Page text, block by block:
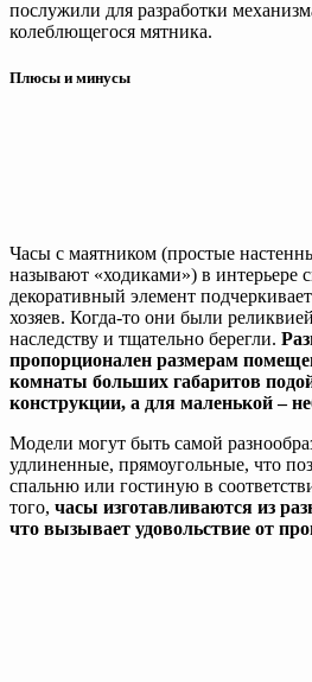
послужили для разработки
колеблющегося мятника.
Плюсы и минусы
Часы с маятником (простые
называют «ходиками») в интерьере
декоративный элемент
хозяев. Когда-то они были
наследству и тщательно берегли.
пропорционален размерам
комнаты больших габаритов
конструкции, а для маленькой –
Модели могут быть самой
удлиненные, прямоугольные, что
спальню или гостиную в
того, часы изготавливаются из
что вызывает удовольствие от